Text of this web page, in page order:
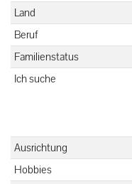
Land
Beruf
Familienstatus
Ich suche
Ausrichtung
Hobbies